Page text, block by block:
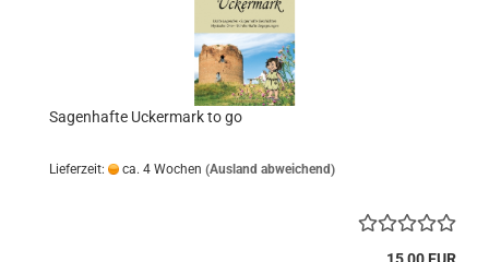
Sagenhafte Uckermark to go
Lieferzeit: ca. 4 Wochen (Ausland abweichend)
15,00 EUR